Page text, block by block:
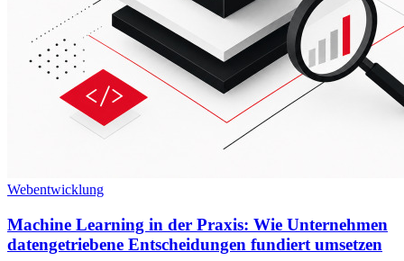
Webentwicklung
Machine Learning in der Praxis: Wie Unternehmen
datengetriebene Entscheidungen fundiert umsetzen